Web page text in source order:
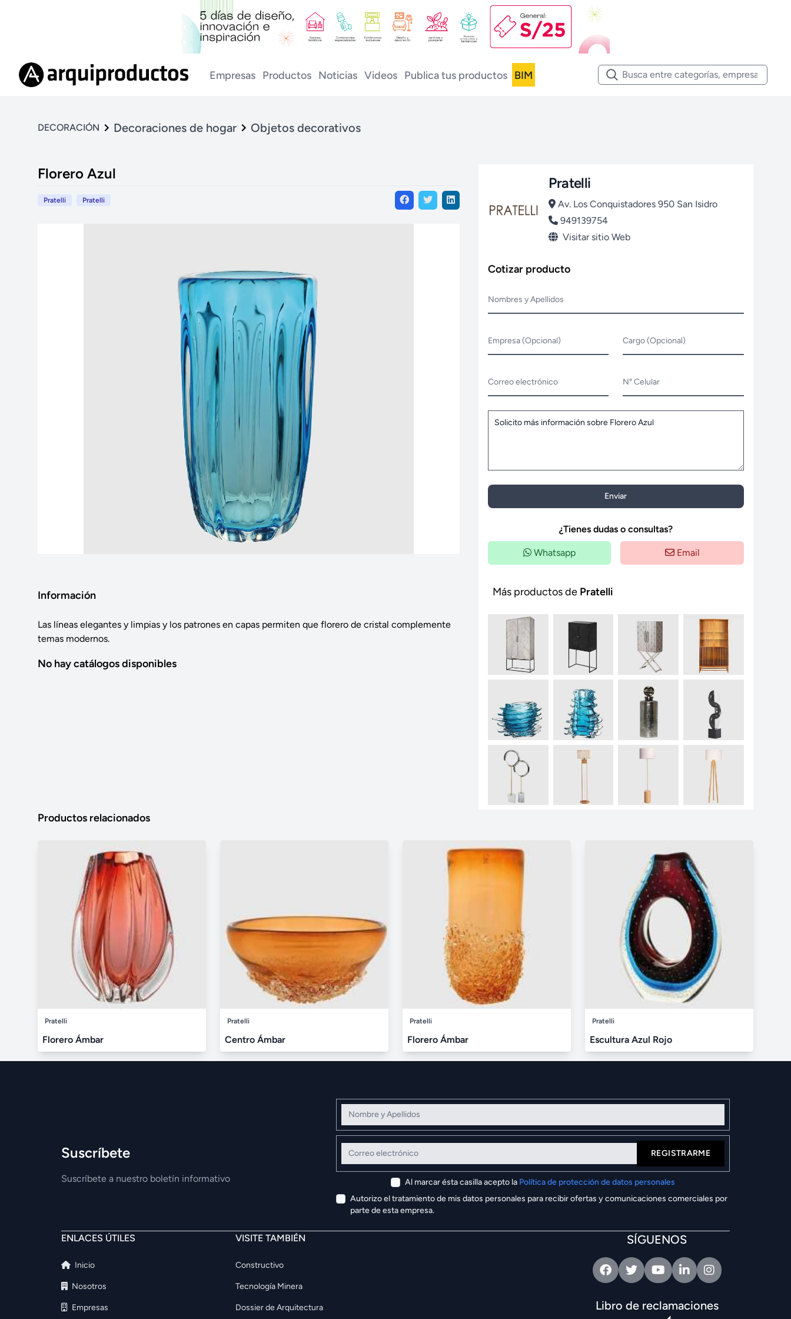
Empresas Productos Noticias Videos Publica tus productos BIM
DECORACIÓN Decoraciones de hogar Objetos decorativos
Florero Azul
Pratelli Pratelli
Información
Las líneas elegantes y limpias y los patrones en capas permiten que florero de cristal complemente
temas modernos.
No hay catálogos disponibles
Pratelli
Av. Los Conquistadores 950 San Isidro
949139754
Visitar sitio Web
Cotizar producto
Nombres y Apellidos
Empresa (Opcional) Cargo (Opcional)
Correo electrónico N° Celular
Enviar
¿Tienes dudas o consultas?
Whatsapp Email
Más productos de Pratelli
Productos relacionados
Pratelli
Florero Ámbar
Pratelli
Centro Ámbar
Pratelli
Florero Ámbar
Pratelli
Escultura Azul Rojo
Suscríbete
Suscríbete a nuestro boletín informativo
Nombre y Apellidos
Correo electrónico
REGISTRARME
Al marcar ésta casilla acepto la Política de protección de datos personales
Autorizo el tratamiento de mis datos personales para recibir ofertas y comunicaciones comerciales por
parte de esta empresa.
ENLACES ÚTILES
Inicio
Nosotros
Empresas
VISITE TAMBIÉN
Constructivo
Tecnología Minera
Dossier de Arquitectura
SÍGUENOS
FacebookTwitterYoutubeLinkedinIntagram
Libro de reclamaciones